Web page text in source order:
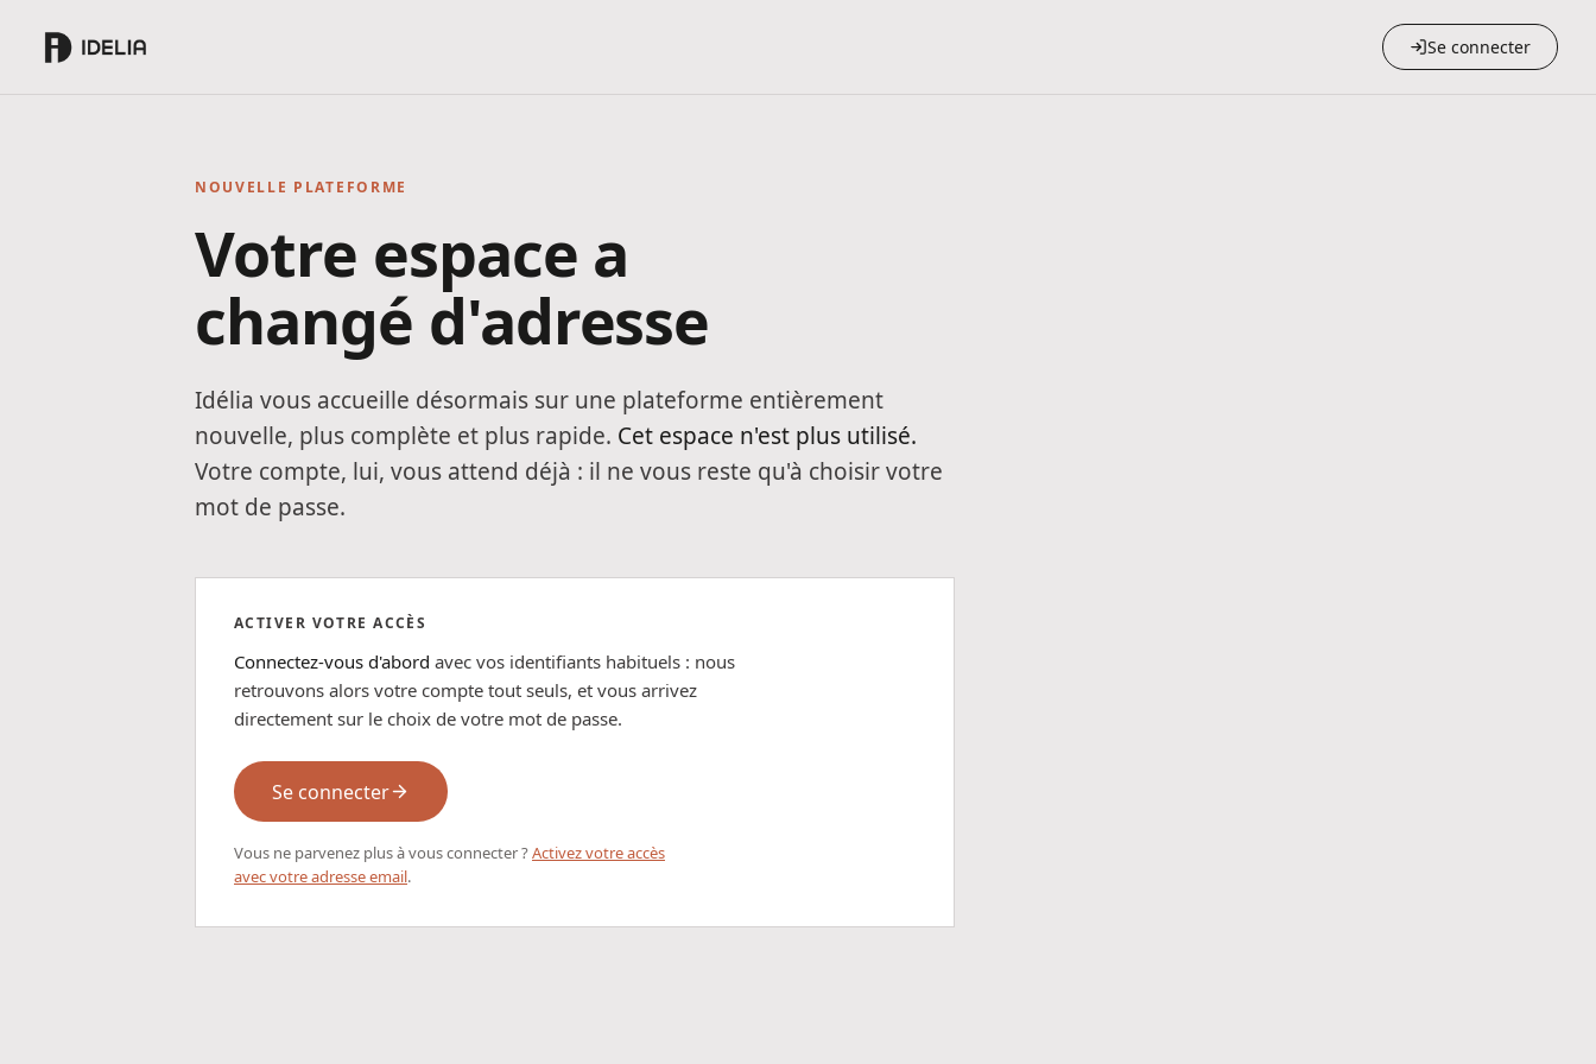
Se connecter
NOUVELLE PLATEFORME
Votre espace a
changé d'adresse
Idélia vous accueille désormais sur une plateforme entièrement
nouvelle, plus complète et plus rapide. Cet espace n'est plus utilisé.
Votre compte, lui, vous attend déjà : il ne vous reste qu'à choisir votre
mot de passe.
ACTIVER VOTRE ACCÈS
Connectez-vous d'abord avec vos identifiants habituels : nous
retrouvons alors votre compte tout seuls, et vous arrivez
directement sur le choix de votre mot de passe.
Se connecter
Vous ne parvenez plus à vous connecter ?Activez votre accès
avec votre adresse email.